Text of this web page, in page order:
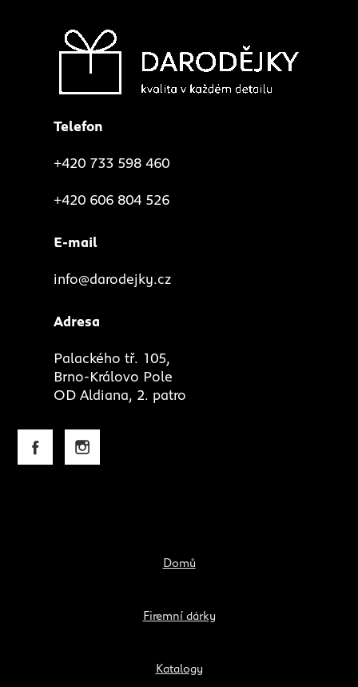
Telefon
+420 733 598 460
+420 606 804 526
E-mail
info@darodejky.cz
Adresa
Palackého tř. 105,
Brno-Královo Pole
OD Aldiana, 2. patro
Domů
Firemní dárky
Katalogy